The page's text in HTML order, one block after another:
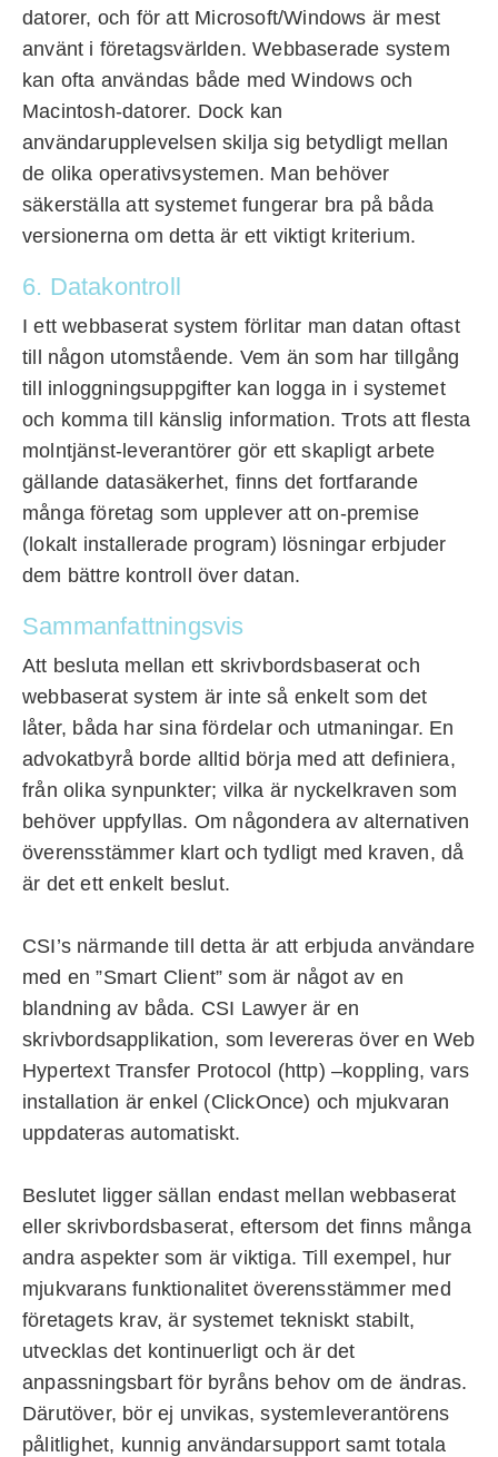
datorer, och för att Microsoft/Windows är mest
använt i företagsvärlden. Webbaserade system
kan ofta användas både med Windows och
Macintosh-datorer. Dock kan
användarupplevelsen skilja sig betydligt mellan
de olika operativsystemen. Man behöver
säkerställa att systemet fungerar bra på båda
versionerna om detta är ett viktigt kriterium.
6. Datakontroll
I ett webbaserat system förlitar man datan oftast
till någon utomstående. Vem än som har tillgång
till inloggningsuppgifter kan logga in i systemet
och komma till känslig information. Trots att flesta
molntjänst-leverantörer gör ett skapligt arbete
gällande datasäkerhet, finns det fortfarande
många företag som upplever att on-premise
(lokalt installerade program) lösningar erbjuder
dem bättre kontroll över datan.
Sammanfattningsvis
Att besluta mellan ett skrivbordsbaserat och
webbaserat system är inte så enkelt som det
låter, båda har sina fördelar och utmaningar. En
advokatbyrå borde alltid börja med att definiera,
från olika synpunkter; vilka är nyckelkraven som
behöver uppfyllas. Om någondera av alternativen
överensstämmer klart och tydligt med kraven, då
är det ett enkelt beslut.
CSI’s närmande till detta är att erbjuda användare
med en ”Smart Client” som är något av en
blandning av båda. CSI Lawyer är en
skrivbordsapplikation, som levereras över en Web
Hypertext Transfer Protocol (http) –koppling, vars
installation är enkel (ClickOnce) och mjukvaran
uppdateras automatiskt.
Beslutet ligger sällan endast mellan webbaserat
eller skrivbordsbaserat, eftersom det finns många
andra aspekter som är viktiga. Till exempel, hur
mjukvarans funktionalitet överensstämmer med
företagets krav, är systemet tekniskt stabilt,
utvecklas det kontinuerligt och är det
anpassningsbart för byråns behov om de ändras.
Därutöver, bör ej unvikas, systemleverantörens
pålitlighet, kunnig användarsupport samt totala